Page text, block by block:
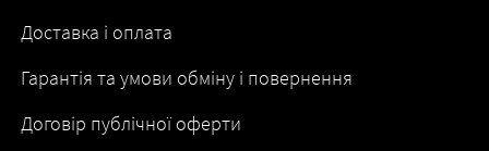
Доставка і оплата
Договір публічної оферти
Гарантія та умови обміну і повернення